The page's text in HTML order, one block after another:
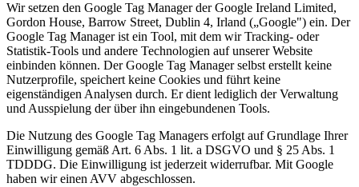
Wir setzen den Google Tag Manager der Google Ireland Limited,
Gordon House, Barrow Street, Dublin 4, Irland („Google") ein. Der
Google Tag Manager ist ein Tool, mit dem wir Tracking- oder
Statistik-Tools und andere Technologien auf unserer Website
einbinden können. Der Google Tag Manager selbst erstellt keine
Nutzerprofile, speichert keine Cookies und führt keine
eigenständigen Analysen durch. Er dient lediglich der Verwaltung
und Ausspielung der über ihn eingebundenen Tools.
Die Nutzung des Google Tag Managers erfolgt auf Grundlage Ihrer
Einwilligung gemäß Art. 6 Abs. 1 lit. a DSGVO und § 25 Abs. 1
TDDDG. Die Einwilligung ist jederzeit widerrufbar. Mit Google
haben wir einen AVV abgeschlossen.